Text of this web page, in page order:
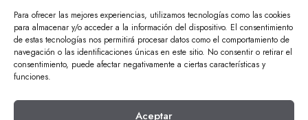
Para ofrecer las mejores experiencias, utilizamos tecnologías como las cookies
para almacenar y/o acceder a la información del dispositivo. El consentimiento
de estas tecnologías nos permitirá procesar datos como el comportamiento de
navegación o las identificaciones únicas en este sitio. No consentir o retirar el
consentimiento, puede afectar negativamente a ciertas características y
funciones.
Aceptar